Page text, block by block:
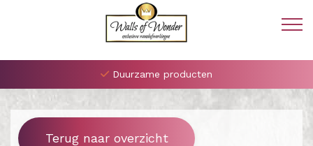
Duurzame producten
Terug naar overzicht